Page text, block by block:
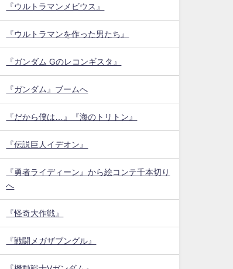
『ウルトラマンメビウス』
『ウルトラマンを作った男たち』
『ガンダム Gのレコンギスタ』
『ガンダム』ブームへ
『だから僕は…』『海のトリトン』
『伝説巨人イデオン』
『勇者ライディーン』から絵コンテ千本切り
へ
『怪奇大作戦』
『戦闘メガザブングル』